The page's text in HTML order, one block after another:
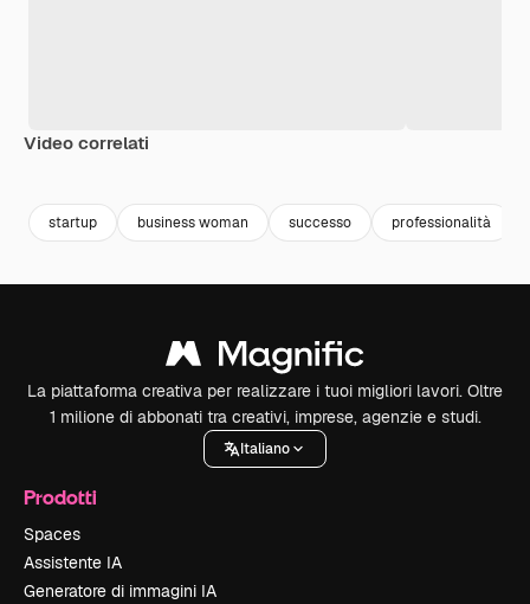
Video correlati
startup business woman successo professionalità
La piattaforma creativa per realizzare i tuoi migliori lavori. Oltre
1 milione di abbonati tra creativi, imprese, agenzie e studi.
Italiano
Prodotti
Spaces
Assistente IA
Generatore di immagini IA